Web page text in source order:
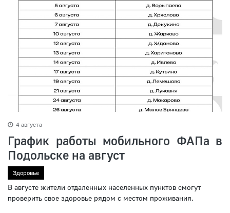
4 августа
График работы мобильного ФАПа в
Подольске на август
Здоровье
В августе жители отдаленных населенных пунктов смогут
проверить свое здоровье рядом с местом проживания.